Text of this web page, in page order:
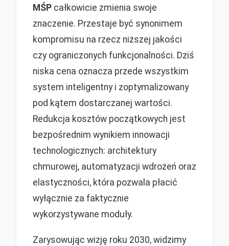
MŚP całkowicie zmienia swoje
znaczenie. Przestaje być synonimem
kompromisu na rzecz niższej jakości
czy ograniczonych funkcjonalności. Dziś
niska cena oznacza przede wszystkim
system inteligentny i zoptymalizowany
pod kątem dostarczanej wartości.
Redukcja kosztów początkowych jest
bezpośrednim wynikiem innowacji
technologicznych: architektury
chmurowej, automatyzacji wdrożeń oraz
elastyczności, która pozwala płacić
wyłącznie za faktycznie
wykorzystywane moduły.
Zarysowując wizję roku 2030, widzimy